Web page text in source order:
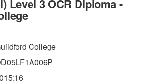
Level 3 OCR Diploma -
College